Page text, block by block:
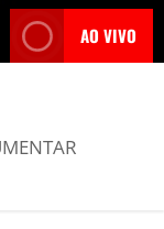
AO VIVO